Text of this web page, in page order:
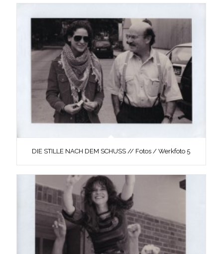
DIE STILLE NACH DEM SCHUSS // Fotos / Werkfoto 5